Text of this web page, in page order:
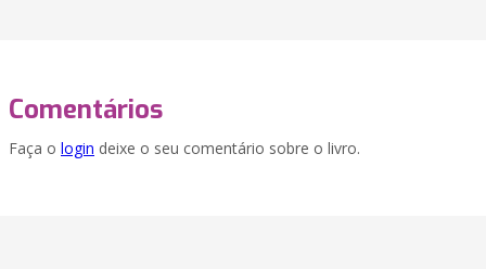
Comentários
Faça o login deixe o seu comentário sobre o livro.